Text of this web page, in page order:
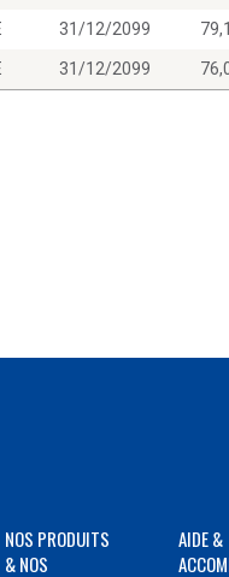
31/12/2099
31/12/2099
NOS PRODUITS
& NOS
AIDE &